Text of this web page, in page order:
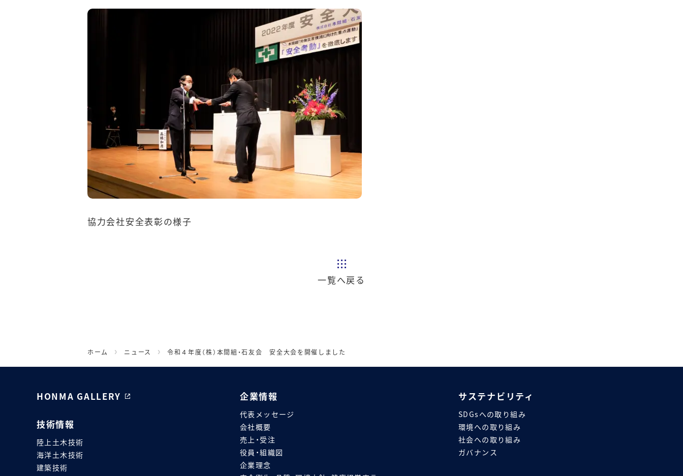
協力会社安全表彰の様子
一覧へ戻る
ホーム ニュース 令和４年度（株）本間組・石友会 安全大会を開催しました
HONMA GALLERY
技術情報
陸上土木技術
海洋土木技術
建築技術
企業情報
代表メッセージ
会社概要
売上・受注
役員・組織図
企業理念
サステナビリティ
SDGsへの取り組み
環境への取り組み
社会への取り組み
ガバナンス